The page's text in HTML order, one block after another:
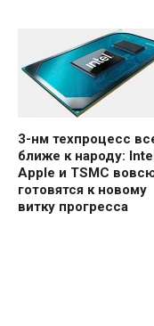
3-нм техпроцесс
ближе к народу:
Apple и TSMC
готовятся к новому
витку прогресса